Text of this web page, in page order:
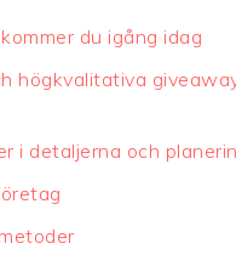
du igång idag
högkvalitativa
i detaljerna och